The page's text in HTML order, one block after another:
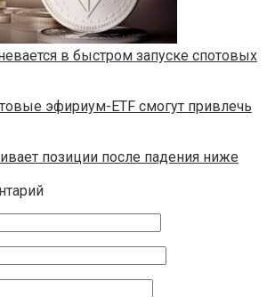
в быстром запуске спотовых
эфириум-ETF смогут привлечь
позиции после падения ниже